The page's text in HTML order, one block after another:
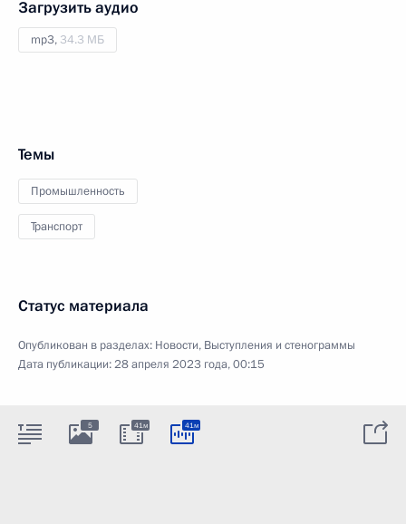
Загрузить аудио
mp3, 34.3 МБ
Темы
Промышленность
Транспорт
Статус материала
Опубликован в разделах: Новости, Выступления и стенограммы
Дата публикации:28 апреля 2023 года, 00:15
5 41м 41м